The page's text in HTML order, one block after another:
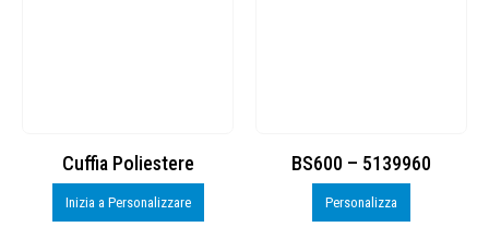
Cuffia Poliestere
Inizia a Personalizzare
BS600 – 5139960
Personalizza